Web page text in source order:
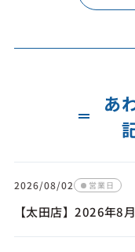
あ
2026/08/02 営業日
【太田店】2026年8